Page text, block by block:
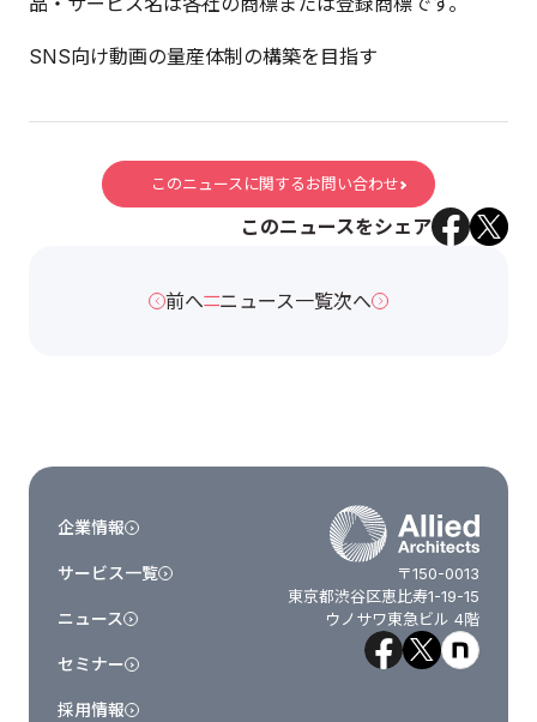
SNS向け動画の量産体制の構築を目指す
このニュースに関するお問い合わせ
このニュースをシェア
前へ ニュース一覧次へ
〒150-0013
東京都渋谷区恵比寿1-19-15
ウノサワ東急ビル 4階
企業情報
サービス一覧
ニュース
セミナー
採用情報